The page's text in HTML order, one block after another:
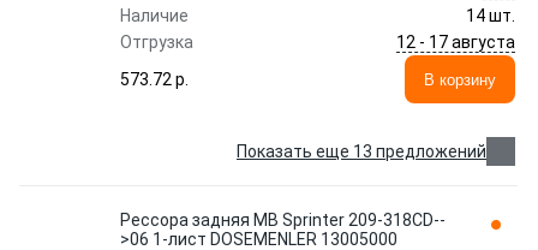
Наличие
14 шт.
Отгрузка
12 - 17 августа
573.72 p.
В корзину
Показать еще 13 предложений
Рессора задняя MB Sprinter 209-318CD--
>06 1-лист DOSEMENLER 13005000